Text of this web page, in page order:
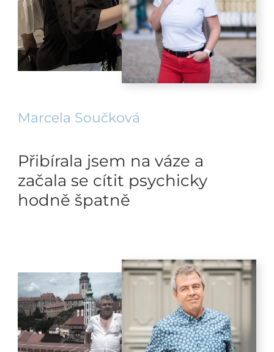
Marcela Součková
Přibírala jsem na váze a
začala se cítit psychicky
hodně špatně